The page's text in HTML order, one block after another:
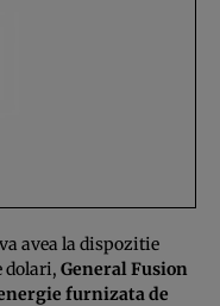
avea la dispozitie
dolari, General Fusion
furnizata de